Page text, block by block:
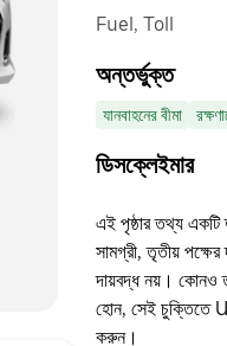
Fuel, Toll
অন্তর্ভুক্ত
যানবাহনের বীমা
ডিসক্লেইমার
এই পৃষ্ঠার তথ্য একটি
সামগ্রী, তৃতীয়
দায়বদ্ধ নয়। কোনও
হোন, সেই চুক্তিতে
করুন।